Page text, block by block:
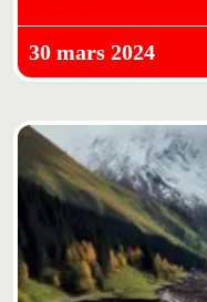
30 mars 2024